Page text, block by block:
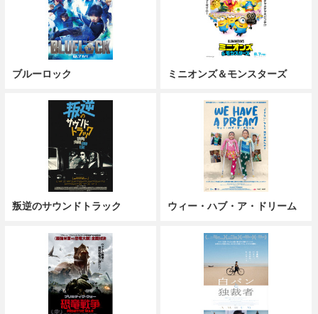
ブルーロック ミニオンズ＆モンスターズ
叛逆のサウンドトラック ウィー・ハブ・ア・ドリーム